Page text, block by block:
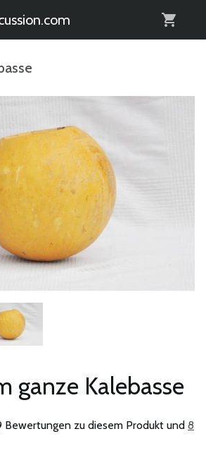
ganze Kalebasse
Bewertungen zu diesem Produkt und 8